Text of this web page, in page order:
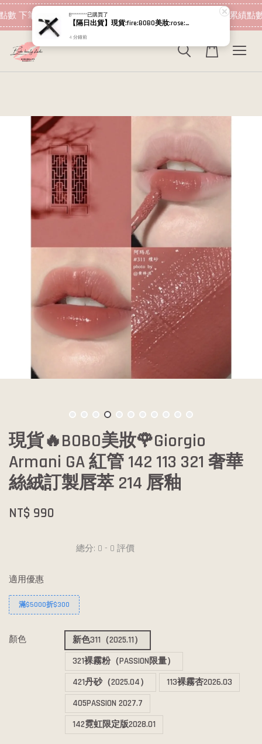
下筆消費即可折抵 現在去購物！ 加入會員 消費即可累績點
現貨🔥BOBO美妝🌹Giorgio
Armani GA 紅管 142 113 321 奢華
絲絨訂製唇萃 214 唇釉
NT$ 990
總分: 0 - 0 評價
適用優惠
滿$5000折$300
顏色
新色311（2025.11）
321裸霧粉（PASSION限量）
421丹砂（2025.04）
113裸霧杏2026.03
405PASSION 2027.7
142霓虹限定版2028.01
B*********已購買了
【隔日出貨】現貨:fire:BOBO美妝:rose:專櫃貨 MAC 妝前唇霜 2027.07 唇部打底 護唇膏 潤唇膏 M.A.C
4 分鐘前